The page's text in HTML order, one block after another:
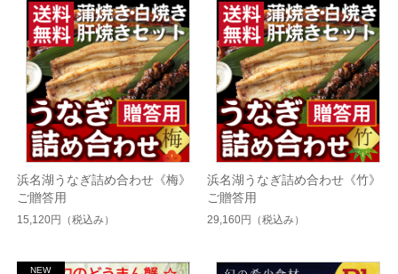
浜名湖うなぎ詰め合わせ《梅》
ご贈答用
15,120円 （税込み）
浜名湖うなぎ詰め合わせ《竹》
ご贈答用
29,160円 （税込み）